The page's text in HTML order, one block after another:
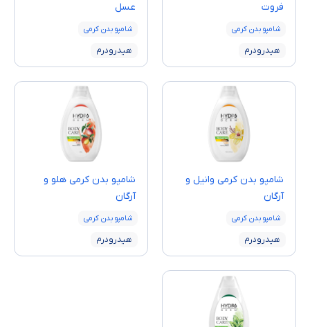
فروت
شامپو بدن کرمی
هیدرودرم
عسل
شامپو بدن کرمی
هیدرودرم
شامپو بدن کرمی وانیل و
آرگان
شامپو بدن کرمی
هیدرودرم
شامپو بدن کرمی هلو و
آرگان
شامپو بدن کرمی
هیدرودرم